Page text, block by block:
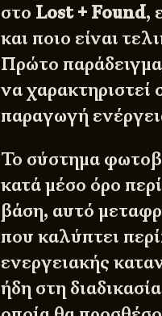
στο Lost + Found,
και ποιο είναι
Πρώτο
να χαρακτηριστεί
παραγωγή
Το σύστημα
κατά μέσο όρο
βάση, αυτό
που καλύπτει
ενεργειακής
ήδη στη